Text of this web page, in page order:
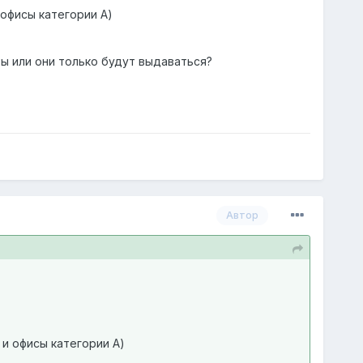
категории А)
или они только будут выдаваться?
Автор
офисы категории А)